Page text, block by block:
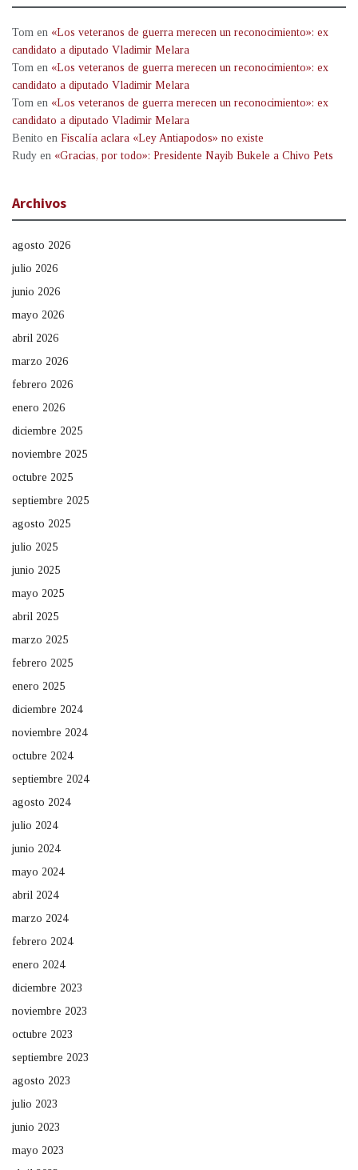
Tom en «Los veteranos de guerra merecen un reconocimiento»: ex
candidato a diputado Vladimir Melara
Tom en «Los veteranos de guerra merecen un reconocimiento»: ex
candidato a diputado Vladimir Melara
Tom en «Los veteranos de guerra merecen un reconocimiento»: ex
candidato a diputado Vladimir Melara
Benito en Fiscalía aclara «Ley Antiapodos» no existe
Rudy en «Gracias, por todo»: Presidente Nayib Bukele a Chivo Pets
Archivos
agosto 2026
julio 2026
junio 2026
mayo 2026
abril 2026
marzo 2026
febrero 2026
enero 2026
diciembre 2025
noviembre 2025
octubre 2025
septiembre 2025
agosto 2025
julio 2025
junio 2025
mayo 2025
abril 2025
marzo 2025
febrero 2025
enero 2025
diciembre 2024
noviembre 2024
octubre 2024
septiembre 2024
agosto 2024
julio 2024
junio 2024
mayo 2024
abril 2024
marzo 2024
febrero 2024
enero 2024
diciembre 2023
noviembre 2023
octubre 2023
septiembre 2023
agosto 2023
julio 2023
junio 2023
mayo 2023